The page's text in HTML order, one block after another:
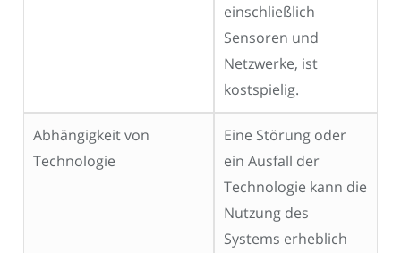
einschließlich
Sensoren und
Netzwerke, ist
kostspielig.
Abhängigkeit von
Technologie
Eine Störung oder
ein Ausfall der
Technologie kann die
Nutzung des
Systems erheblich